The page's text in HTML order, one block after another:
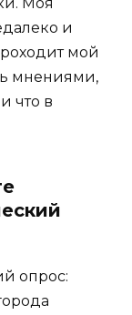
и
мой
мнениями,
что в
опрос: